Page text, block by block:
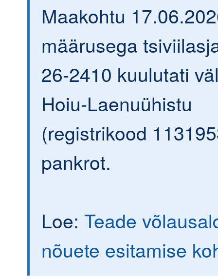
Maakohtu
määrusega
26-2410 kuulutati
Hoiu-Laenuühistu
(registrikood
pankrot.
Loe: Teade
nõuete esitamise